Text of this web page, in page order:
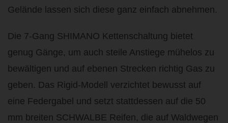
Gelände lassen sich diese ganz einfach abnehmen.
Die 7-Gang SHIMANO Kettenschaltung bietet
genug Gänge, um auch steile Anstiege mühelos zu
bewältigen und auf ebenen Strecken richtig Gas zu
geben. Das Rigid-Modell verzichtet bewusst auf
eine Federgabel und setzt stattdessen auf die 50
mm breiten SCHWALBE Reifen, die auf Waldwegen